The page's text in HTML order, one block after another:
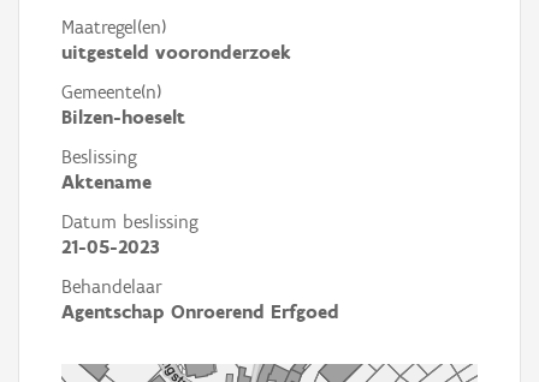
Maatregel(en)
uitgesteld vooronderzoek
Gemeente(n)
Bilzen-hoeselt
Beslissing
Aktename
Datum beslissing
21-05-2023
Behandelaar
Agentschap Onroerend Erfgoed